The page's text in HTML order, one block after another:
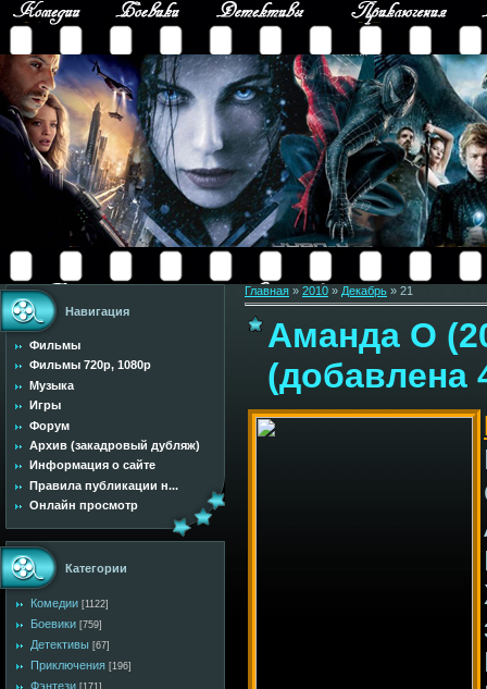
Навигация
Фильмы
Фильмы 720p, 1080p
Музыка
Игры
Форум
Архив (закадровый дубляж)
Информация о сайте
Правила публикации н...
Онлайн просмотр
Категории
Комедии [1122]
Боевики [759]
Детективы [67]
Приключения [196]
Фэнтези [171]
Главная » 2010 » Декабрь » 21
Аманда О
(добавлена